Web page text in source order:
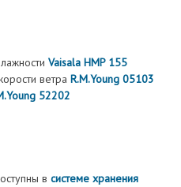
Vaisala HMP 155
ветра R.M.Young 05103
52202
в системе хранения